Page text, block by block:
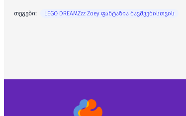
თეგები: LEGO DREAMZzz Zoey ფანტაზია ბავშვებისთვის